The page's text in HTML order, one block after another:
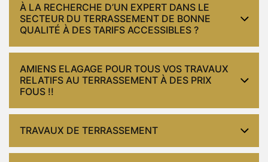
À LA RECHERCHE D’UN EXPERT DANS LE
SECTEUR DU TERRASSEMENT DE BONNE
QUALITÉ À DES TARIFS ACCESSIBLES ?
AMIENS ELAGAGE POUR TOUS VOS TRAVAUX
RELATIFS AU TERRASSEMENT À DES PRIX
FOUS !!
TRAVAUX DE TERRASSEMENT